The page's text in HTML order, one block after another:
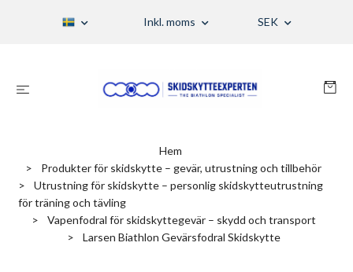
Inkl. moms SEK
Hem
Produkter för skidskytte – gevär, utrustning och tillbehör
Utrustning för skidskytte – personlig skidskytteutrustning
för träning och tävling
Vapenfodral för skidskyttegevär – skydd och transport
Larsen Biathlon Gevärsfodral Skidskytte